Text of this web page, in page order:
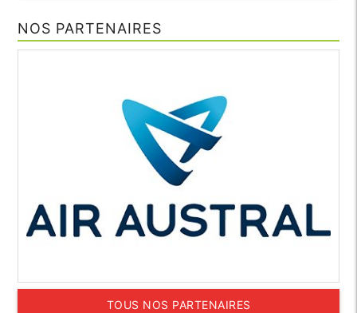
NOS PARTENAIRES
TOUS NOS PARTENAIRES